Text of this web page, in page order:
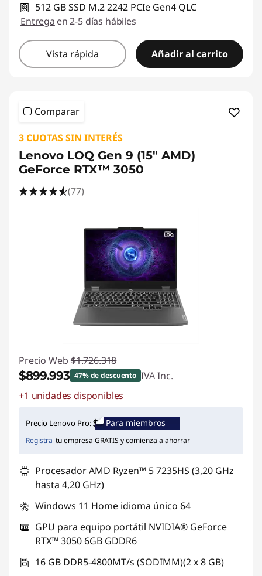
512 GB SSD M.2 2242 PCIe Gen4 QLC
Entrega en 2-5 días hábiles
Vista rápida Añadir al carrito
Comparar
3 CUOTAS SIN INTERÉS
Lenovo LOQ Gen 9 (15" AMD)
GeForce RTX™ 3050
(77)
Precio Web $1.726.318
$899.993 47% de descuento IVA Inc.
Ahorros instantáneos :
+1 unidades disponibles
Precio Lenovo Pro: Para miembros
Registra tu empresa GRATIS y comienza a ahorrar
Procesador AMD Ryzen™ 5 7235HS (3,20 GHz
hasta 4,20 GHz)
Windows 11 Home idioma único 64
GPU para equipo portátil NVIDIA® GeForce
RTX™ 3050 6GB GDDR6
16 GB DDR5-4800MT/s (SODIMM)(2 x 8 GB)